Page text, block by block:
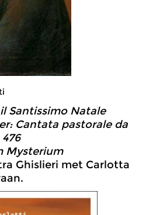
Santissimo Natale
Cantata pastorale da
Mysterium
Ghislieri met Carlotta